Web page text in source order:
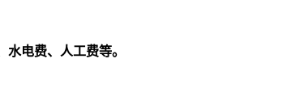
电费、人工费等。